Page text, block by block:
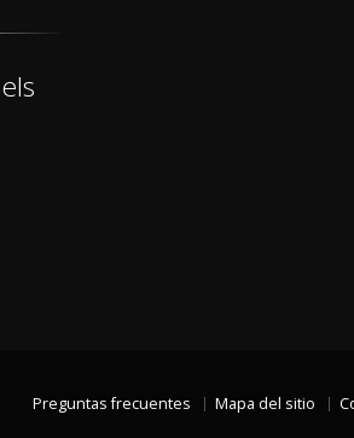
Preguntas frecuentes Mapa del sitio